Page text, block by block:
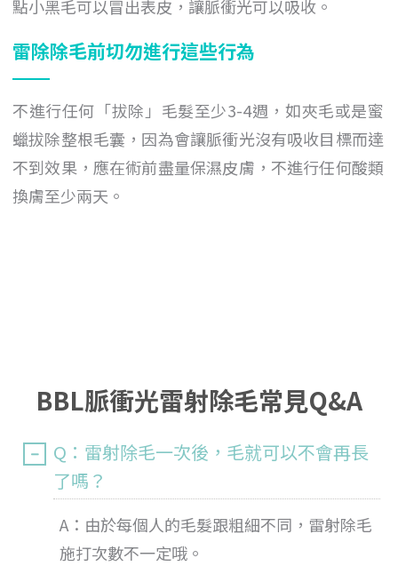
點小黑毛可以冒出表皮，讓脈衝光可以吸收。
雷除除毛前切勿進行這些行為
不進行任何「拔除」毛髮至少3-4週，如夾毛或是蜜
蠟拔除整根毛囊，因為會讓脈衝光沒有吸收目標而達
不到效果，應在術前盡量保濕皮膚，不進行任何酸類
換膚至少兩天。
BBL脈衝光雷射除毛常見Q&A
Q：雷射除毛一次後，毛就可以不會再長
了嗎？
A：由於每個人的毛髮跟粗細不同，雷射除毛
施打次數不一定哦。